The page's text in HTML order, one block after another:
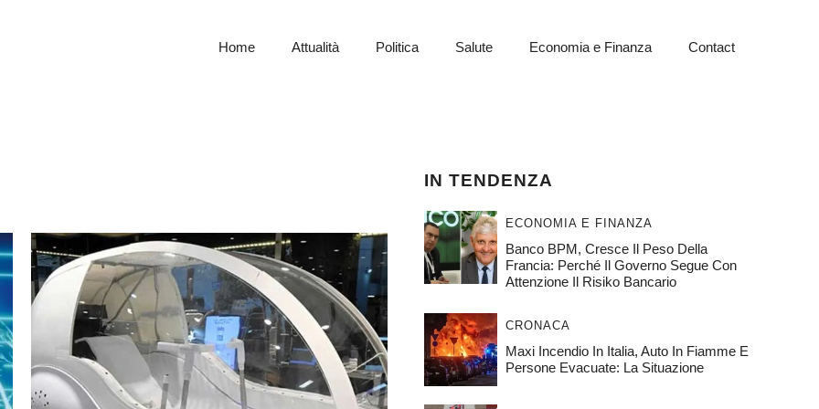
Home Attualità Politica Salute Economia e Finanza Contact
IN TENDENZA
ECONOMIA E FINANZA
Banco BPM, Cresce Il Peso Della
Francia: Perché Il Governo Segue Con
Attenzione Il Risiko Bancario
CRONACA
Maxi Incendio In Italia, Auto In Fiamme E
Persone Evacuate: La Situazione